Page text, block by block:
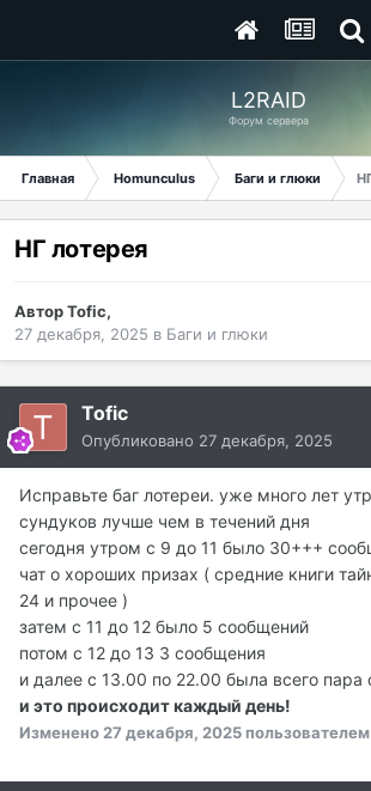
L2RAID
Форум сервера
Главная Homunculus Баги и глюки
НГ лотерея
АвторTofic,
27 декабря, 2025 в Баги и глюки
Tofic
Опубликовано 27 декабря, 2025
Исправьте баг лотереи. уже много лет
сундуков лучше чем в течений дня
сегодня утром с 9 до 11 было 30+++
чат о хороших призах ( средние книги
24 и прочее )
затем с 11 до 12 было 5 сообщений
потом с 12 до 13 3 сообщения
и далее с 13.00 по 22.00 была всего пара
и это происходит каждый день!
Изменено27 декабря, 2025